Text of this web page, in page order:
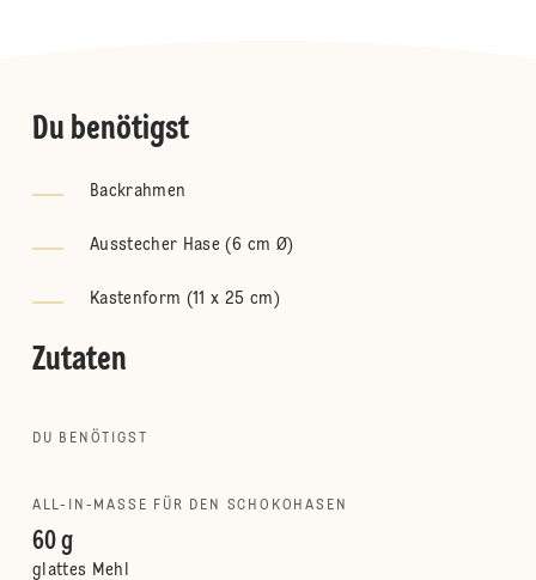
Du benötigst
Backrahmen
Ausstecher Hase (6 cm Ø)
Kastenform (11 x 25 cm)
Zutaten
DU BENÖTIGST
ALL-IN-MASSE FÜR DEN SCHOKOHASEN
60 g
glattes Mehl